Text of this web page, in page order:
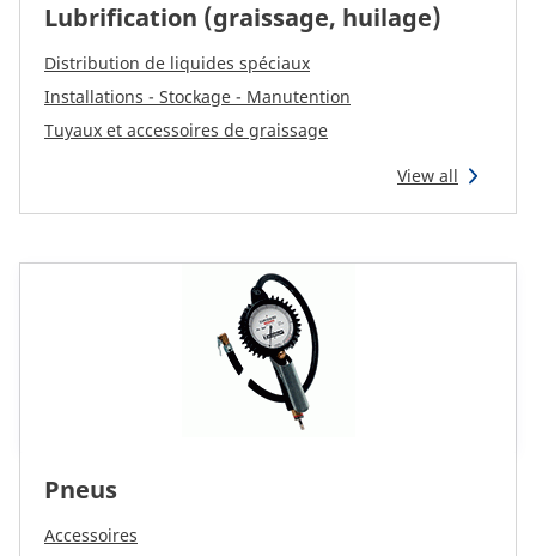
Lubrification (graissage, huilage)
Distribution de liquides spéciaux
Installations - Stockage - Manutention
Tuyaux et accessoires de graissage
View all
Pneus
Accessoires